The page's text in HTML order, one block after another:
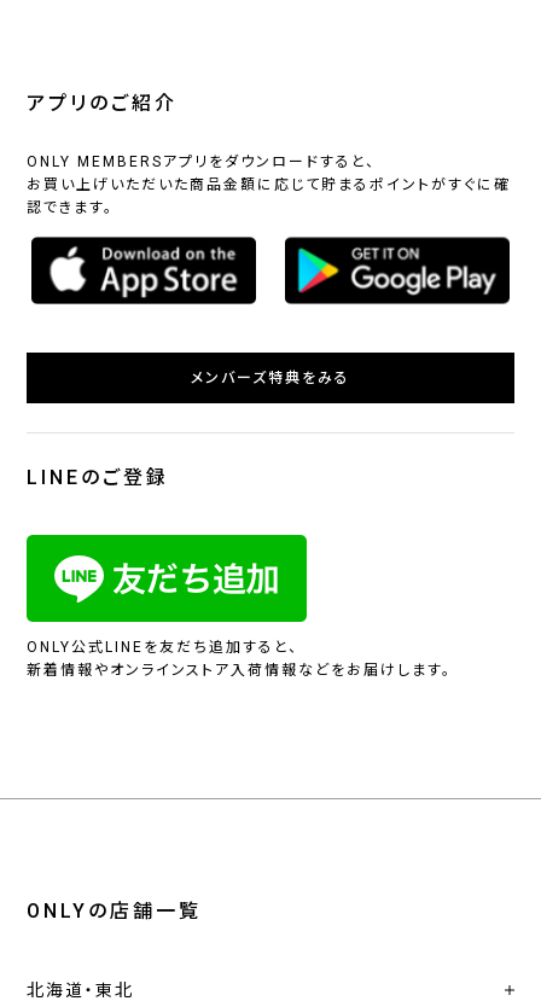
アプリのご紹介
ONLY MEMBERSアプリをダウンロードすると、
お買い上げいただいた商品金額に応じて貯まるポイントがすぐに確
認できます。
メンバーズ特典をみる
LINEのご登録
ONLY公式LINEを友だち追加すると、
新着情報やオンラインストア入荷情報などをお届けします。
ONLYの店舗一覧
北海道・東北